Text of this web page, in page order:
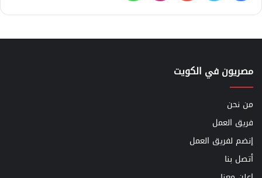
مصريون في الكويت
من نحن
فريق العمل
إنضم لفريق العمل
أتصل بنا